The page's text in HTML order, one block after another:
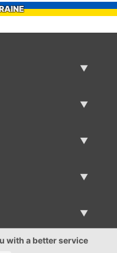
with a better service